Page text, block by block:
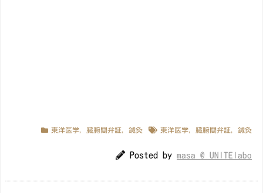
東洋医学, 臓腑間弁証, 鍼灸 東洋医学, 臓腑間弁証, 鍼灸
Posted by masa @ UNITElabo